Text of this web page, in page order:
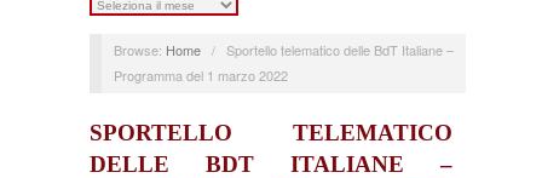
Archivi
Browse: Home / Sportello telematico delle BdT Italiane –
Programma del 1 marzo 2022
SPORTELLO TELEMATICO
DELLE BDT ITALIANE –